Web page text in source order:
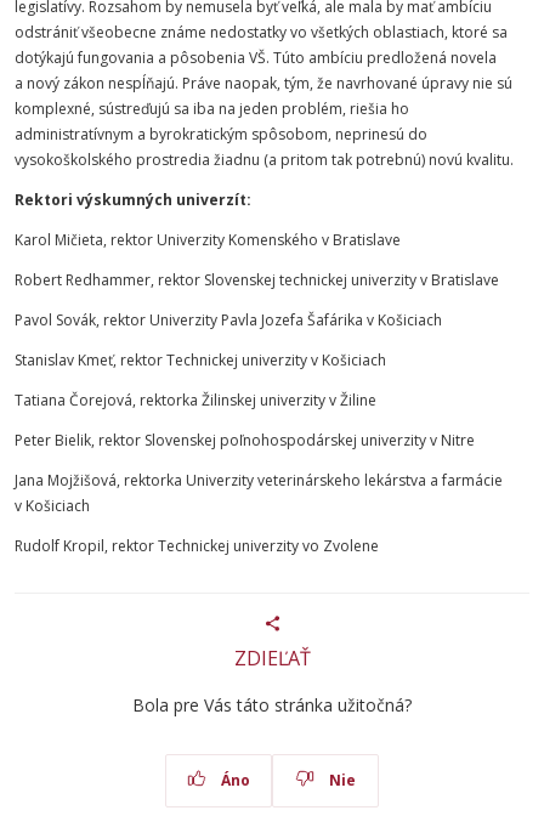
legislatívy. Rozsahom by nemusela byť veľká, ale mala by mať ambíciu
odstrániť všeobecne známe nedostatky vo všetkých oblastiach, ktoré sa
dotýkajú fungovania a pôsobenia VŠ. Túto ambíciu predložená novela
a nový zákon nespĺňajú. Práve naopak, tým, že navrhované úpravy nie sú
komplexné, sústreďujú sa iba na jeden problém, riešia ho
administratívnym a byrokratickým spôsobom, neprinesú do
vysokoškolského prostredia žiadnu (a pritom tak potrebnú) novú kvalitu.
Rektori výskumných univerzít:
Karol Mičieta, rektor Univerzity Komenského v Bratislave
Robert Redhammer, rektor Slovenskej technickej univerzity v Bratislave
Pavol Sovák, rektor Univerzity Pavla Jozefa Šafárika v Košiciach
Stanislav Kmeť, rektor Technickej univerzity v Košiciach
Tatiana Čorejová, rektorka Žilinskej univerzity v Žiline
Peter Bielik, rektor Slovenskej poľnohospodárskej univerzity v Nitre
Jana Mojžišová, rektorka Univerzity veterinárskeho lekárstva a farmácie
v Košiciach
Rudolf Kropil, rektor Technickej univerzity vo Zvolene
ZDIEĽAŤ
Bola pre Vás táto stránka užitočná?
Áno Nie